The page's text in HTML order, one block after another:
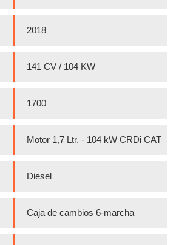
2018
141 CV / 104 KW
1700
Motor 1,7 Ltr. - 104 kW CRDi CAT
Diesel
Caja de cambios 6-marcha